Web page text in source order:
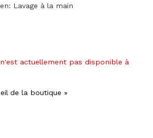
Lavage à la main
actuellement pas disponible à
de la boutique »